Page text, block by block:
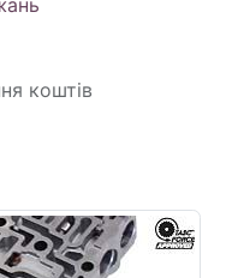
коштів